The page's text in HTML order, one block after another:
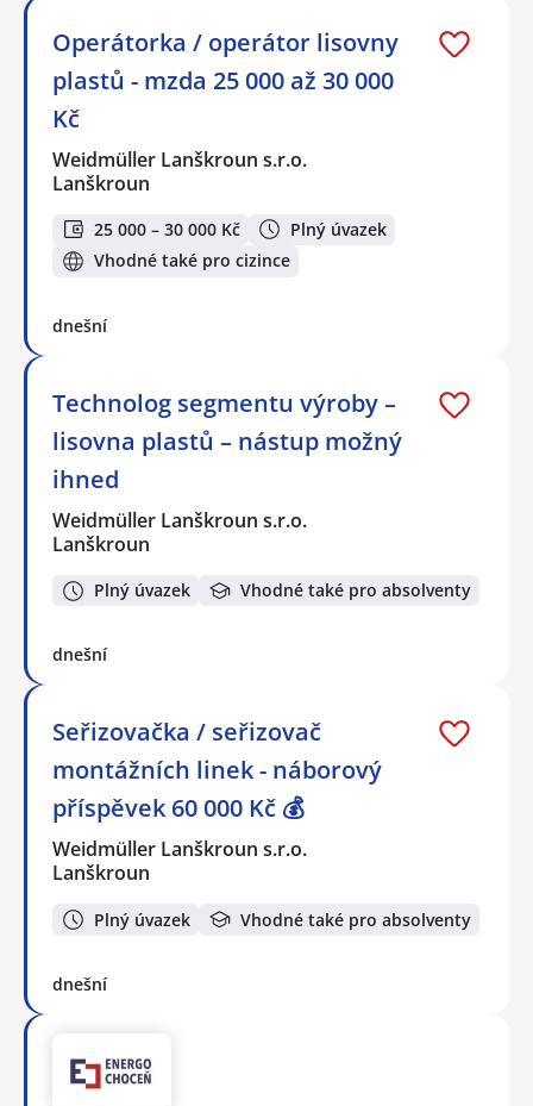
Operátorka / operátor lisovny
plastů - mzda 25 000 až 30 000
Kč
Weidmüller Lanškroun s.r.o.
Lanškroun
25 000 – 30 000 Kč
Plný úvazek
Vhodné také pro cizince
dnešní
Technolog segmentu výroby –
lisovna plastů – nástup možný
ihned
Weidmüller Lanškroun s.r.o.
Lanškroun
Plný úvazek Vhodné také pro absolventy
dnešní
Seřizovačka / seřizovač
montážních linek - náborový
příspěvek 60 000 Kč 💰
Weidmüller Lanškroun s.r.o.
Lanškroun
Plný úvazek Vhodné také pro absolventy
dnešní